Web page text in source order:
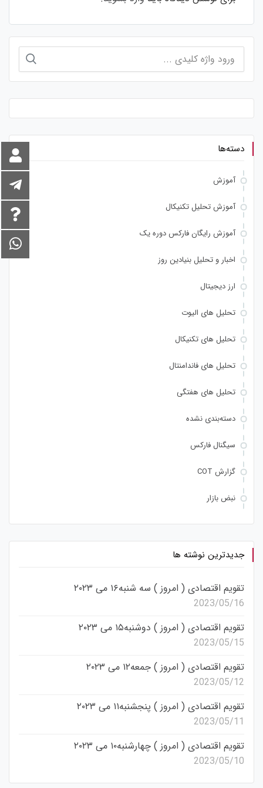
جستجو
برای:
دسته‌ها
آموزش
آموزش تحلیل تکنیکال
آموزش رایگان فارکس دوره یک
اخبار و تحلیل بنیادین روز
ارز دیجیتال
تحلیل های الیوت
تحلیل های تکنیکال
تحلیل های فاندامنتال
تحلیل های هفتگی
دسته‌بندی نشده
سیگنال فارکس
گزارش COT
نبض بازار
جدیدترین نوشته ها
تقویم اقتصادی ( امروز ) سه شنبه۱۶ می ۲۰۲۳
2023/05/16
تقویم اقتصادی ( امروز ) دوشنبه۱۵ می ۲۰۲۳
2023/05/15
تقویم اقتصادی ( امروز ) جمعه۱۲ می ۲۰۲۳
2023/05/12
تقویم اقتصادی ( امروز ) پنجشنبه۱۱ می ۲۰۲۳
2023/05/11
تقویم اقتصادی ( امروز ) چهارشنبه۱۰ می ۲۰۲۳
2023/05/10